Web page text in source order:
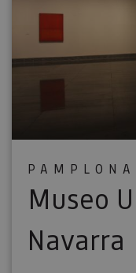
PAMPLONA
Museo
Navarra